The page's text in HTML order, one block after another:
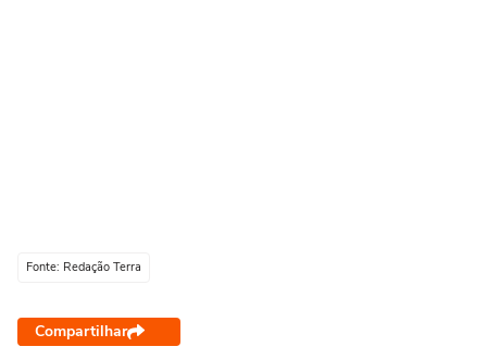
Fonte: Redação Terra
Compartilhar